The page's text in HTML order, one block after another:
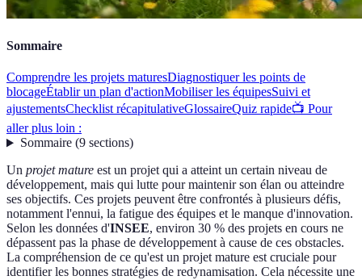
Sommaire
Comprendre les projets maturesDiagnostiquer les points de
blocageÉtablir un plan d'actionMobiliser les équipesSuivi et
ajustementsChecklist récapitulativeGlossaireQuiz rapide📺 Pour
aller plus loin :
Sommaire(9 sections)
Un projet mature est un projet qui a atteint un certain niveau de
développement, mais qui lutte pour maintenir son élan ou atteindre
ses objectifs. Ces projets peuvent être confrontés à plusieurs défis,
notamment l'ennui, la fatigue des équipes et le manque d'innovation.
Selon les données d'INSEE, environ 30 % des projets en cours ne
dépassent pas la phase de développement à cause de ces obstacles.
La compréhension de ce qu'est un projet mature est cruciale pour
identifier les bonnes stratégies de redynamisation. Cela nécessite une